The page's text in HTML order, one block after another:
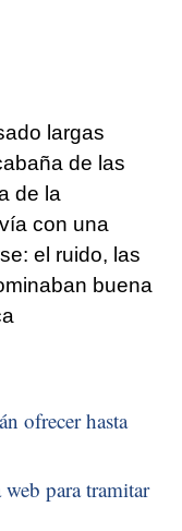
largas
de las
de la
con una
el ruido, las
buena
ofrecer hasta
para tramitar